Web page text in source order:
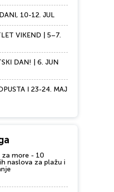
10-12. JUL
VIKEND | 5–7.
DAN! | 6. JUN
I 23-24. MAJ
za more - 10
naslova za plažu i